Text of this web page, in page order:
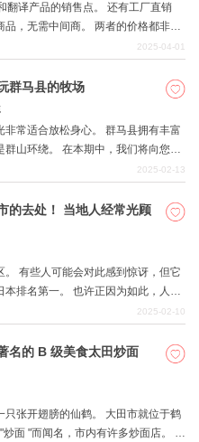
翻译产品的销售点。 还有工厂直销
品，无需中间商。 两者的价格都非常
几家知名的销售点和工厂直销店。 本
2025-04-01
群马县的牧场
非常适合放松身心。 群马县拥有丰富
群山环绕。 在本期中，我们将向您介
美味食物和活动的景点。 话不多说，
2025-02-13
的去处！ 当地人经常光顾
。 有些人可能会对此感到惊讶，但它
本排名第一。 也许正因为如此，人们
深，消费也很突出。 面粉食品文化已
迩的餐馆商店。 本期我们将特别介绍
寻找当地人喜爱的口味。
2025-02-10
名的 B 级美食太田炒面
只张开翅膀的仙鹤。 大田市就位于鹤
面 "而闻名，市内有许多炒面店。 近